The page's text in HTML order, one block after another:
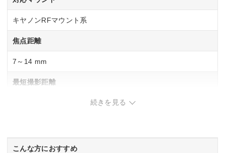
キヤノンRFマウント系
焦点距離
7～14 mm
最短撮影距離
0.35倍(14mmAF時)
続きを見る
こんな方におすすめ